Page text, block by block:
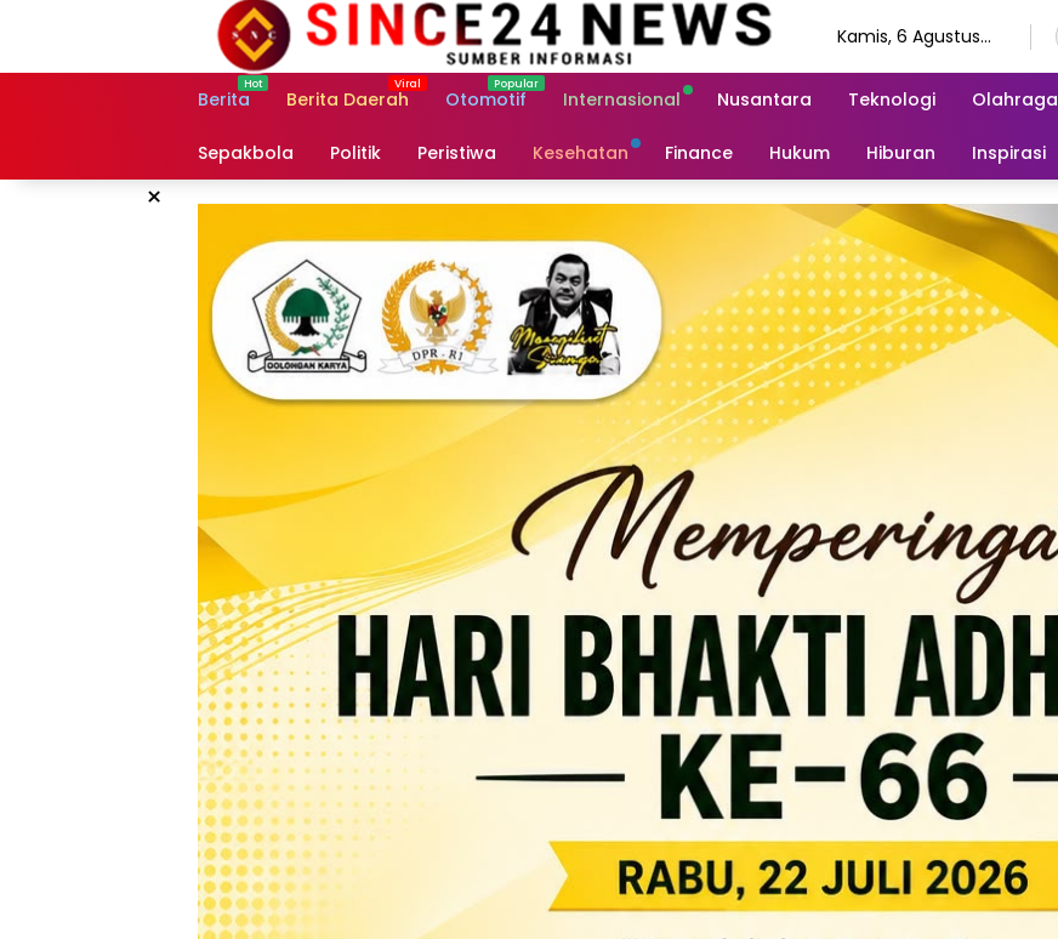
Kamis, 6 Agustus
Berita
Berita Daerah Otomotif Internasional Nusantara Teknologi Olahraga
Sepakbola Politik Peristiwa Kesehatan Finance Hukum Hiburan Inspirasi
×